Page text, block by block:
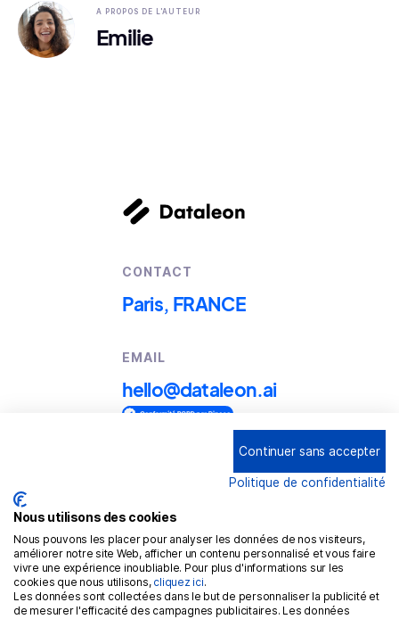
A PROPOS DE L'AUTEUR
Emilie
CONTACT
Paris, FRANCE
EMAIL
hello@dataleon.ai
Term conditions of use
Legal mentions
Confidentiality policy
Cookies policy
GDPR
Continuer sans accepter
Politique de confidentialité
Nous utilisons des cookies
Nous pouvons les placer pour analyser les données de nos visiteurs,
améliorer notre site Web, afficher un contenu personnalisé et vous faire
vivre une expérience inoubliable. Pour plus d'informations sur les
cookies que nous utilisons, cliquez ici.
Les données sont collectées dans le but de personnaliser la publicité et
de mesurer l'efficacité des campagnes publicitaires. Les données